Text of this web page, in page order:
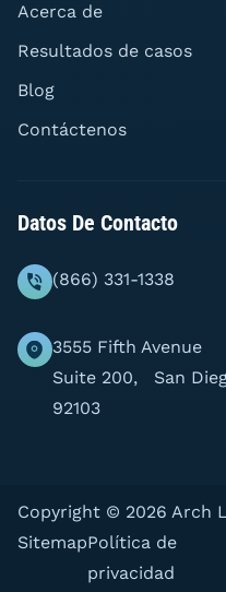
Acerca de
Resultados de casos
Blog
Contáctenos
Datos De Contacto
(866) 331-1338
3555 Fifth Avenue
Suite 200, San
92103
Copyright © 2026 Arch
SitemapPolítica de
privacidad